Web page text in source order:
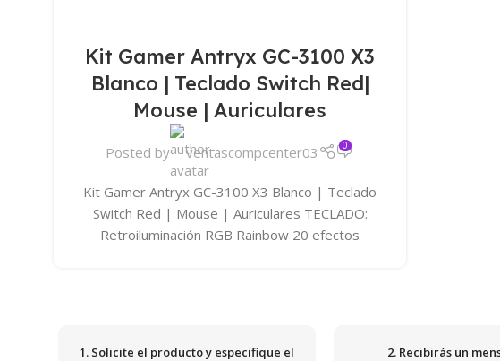
Kit Gamer Antryx GC-3100 X3
Blanco | Teclado Switch Red|
Mouse | Auriculares
Posted by ventascompcenter03 0
Kit Gamer Antryx GC-3100 X3 Blanco | Teclado
Switch Red | Mouse | Auriculares TECLADO:
Retroiluminación RGB Rainbow 20 efectos
1. Solicite el producto y especifique el
2. Recibirás un